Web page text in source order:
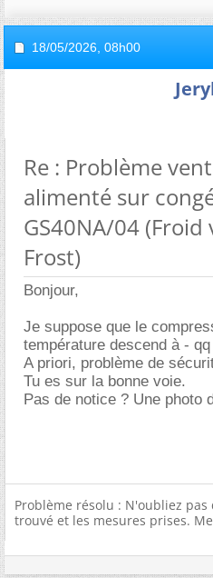
18/05/2026, 08h00
Re : Problème
alimenté sur
GS40NA/04
Frost)
Bonjour,
Je suppose que le
température descend à -
A priori, problème de
Tu es sur la bonne voie.
Pas de notice ? Une photo
Problème résolu : N'oubliez
trouvé et les mesures prises.